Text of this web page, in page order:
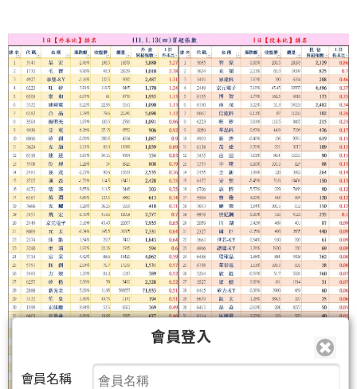
會員登入
會員名稱